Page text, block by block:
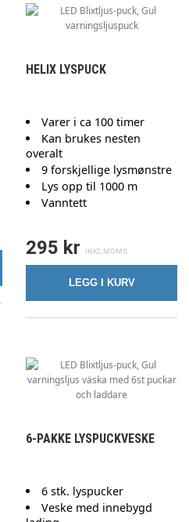
HELIX LYSPUCK
Varer i ca 100 timer
Kan brukes nesten
overalt
9 forskjellige lysmønstre
Lys opp til 1000 m
Vanntett
295 kr
LEGG I KURV
6-PAKKE LYSPUCKVESKE
6 stk. lyspucker
Veske med innebygd